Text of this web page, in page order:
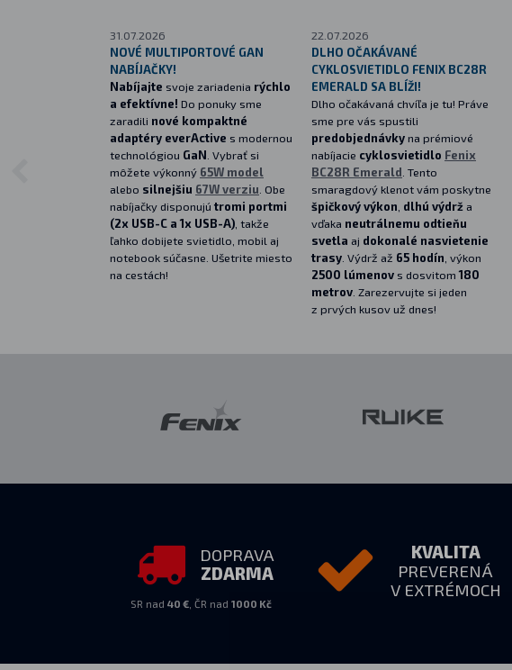
31.07.2026
NOVÉ MULTIPORTOVÉ GAN
NABÍJAČKY!
Nabíjajte svoje zariadenia rýchlo
a efektívne! Do ponuky sme
zaradili nové kompaktné
adaptéry everActive s modernou
technológiou GaN . Vybrať si
môžete výkonný 65W model
alebo silnejšiu 67W verziu . Obe
nabíjačky disponujú tromi portmi
(2x USB-C a 1x USB-A), takže
ľahko dobijete svietidlo, mobil aj
notebook súčasne. Ušetrite miesto
na cestách!
22.07.2026
DLHO OČAKÁVANÉ
CYKLOSVIETIDLO FENIX BC28R
EMERALD SA BLÍŽI!
Dlho očakávaná chvíľa je tu! Práve
sme pre vás spustili
predobjednávkyna prémiové
nabíjacie cyklosvietidlo Fenix
BC28R Emerald . Tento
smaragdový klenot vám poskytne
špičkový výkon dlhú výdrž a
vďaka neutrálnemu odtieňu
svetla aj dokonalé nasvietenie
trasy. Výdrž až 65 hodín , výkon
2500 lúmenovs dosvitom180
metrov. Zarezervujte si jeden
z prvých kusov už dnes!
DOPRAVA
ZDARMA
SR nad40 € , ČR nad1000 Kč
KVALITA
PREVERENÁ
V EXTRÉMOCH